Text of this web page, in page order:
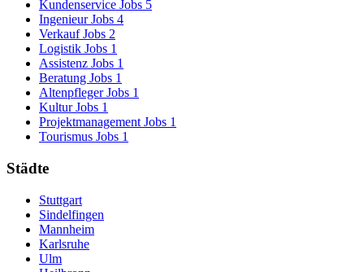
Kundenservice Jobs 5
Ingenieur Jobs 4
Verkauf Jobs 2
Logistik Jobs 1
Assistenz Jobs 1
Beratung Jobs 1
Altenpfleger Jobs 1
Kultur Jobs 1
Projektmanagement Jobs 1
Tourismus Jobs 1
Städte
Stuttgart
Sindelfingen
Mannheim
Karlsruhe
Ulm